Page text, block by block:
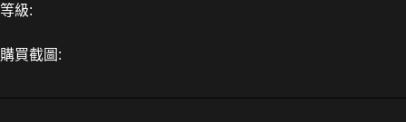
等級:
購買截圖: